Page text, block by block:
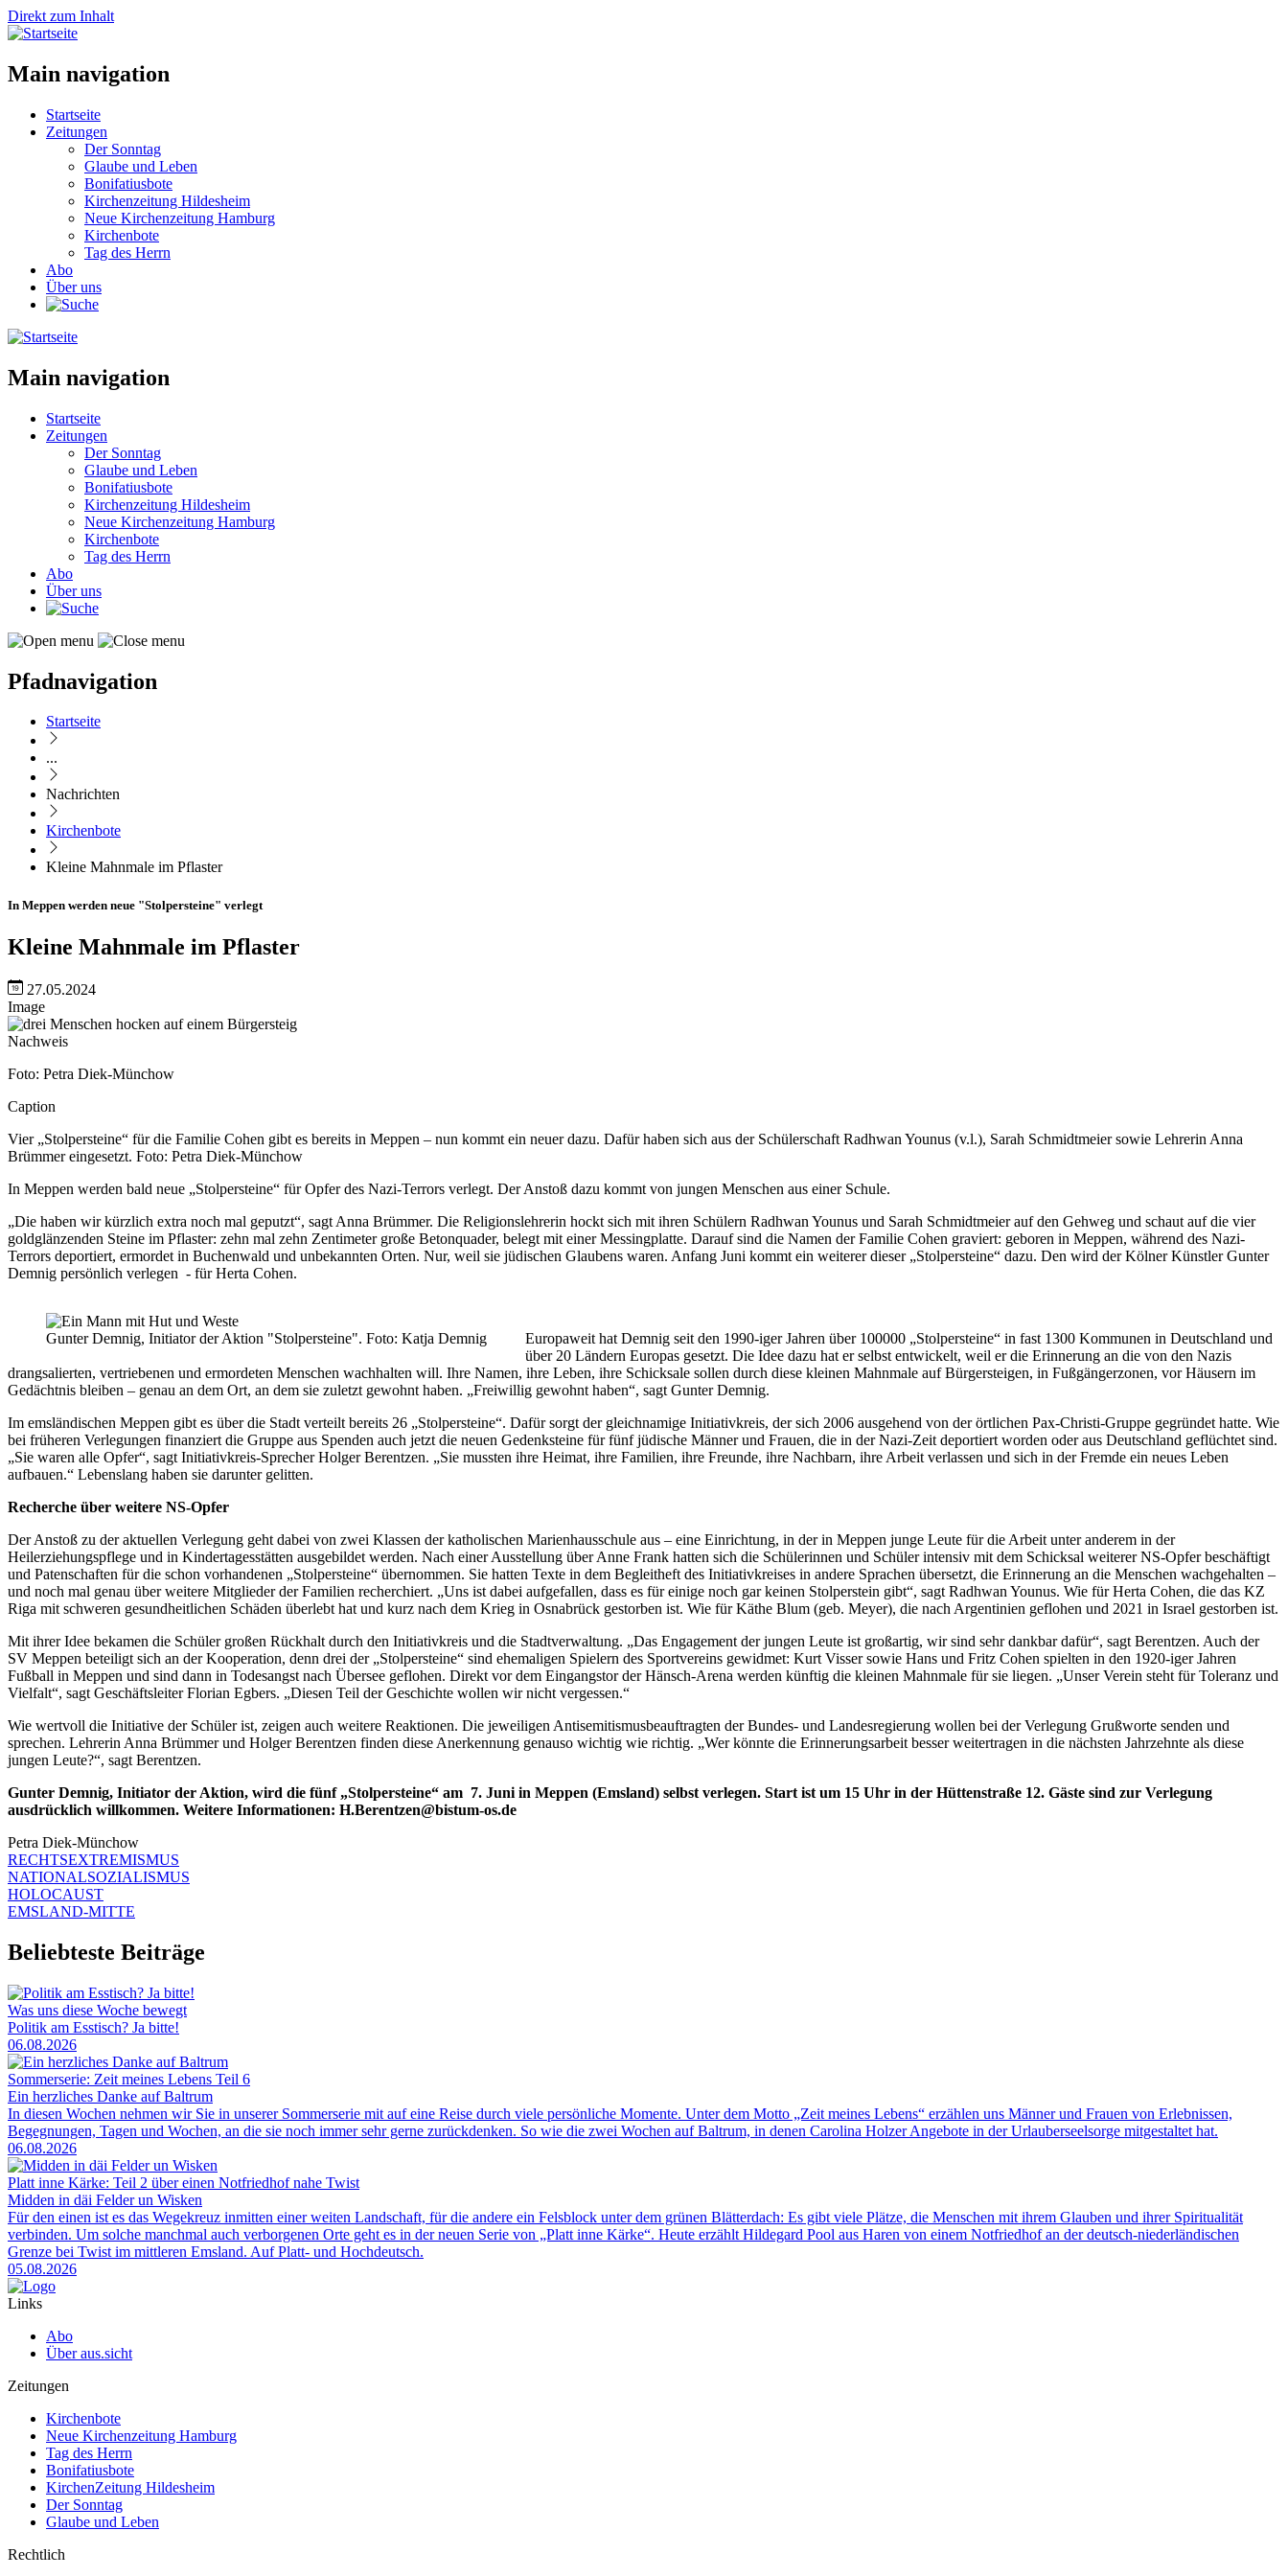
Direkt zum Inhalt
Main navigation
Startseite
Zeitungen
Der Sonntag
Glaube und Leben
Bonifatiusbote
Kirchenzeitung Hildesheim
Neue Kirchenzeitung Hamburg
Kirchenbote
Tag des Herrn
Abo
Über uns
Main navigation
Startseite
Zeitungen
Der Sonntag
Glaube und Leben
Bonifatiusbote
Kirchenzeitung Hildesheim
Neue Kirchenzeitung Hamburg
Kirchenbote
Tag des Herrn
Abo
Über uns
Pfadnavigation
Startseite
...
Nachrichten
Kirchenbote
Kleine Mahnmale im Pflaster
In Meppen werden neue "Stolpersteine" verlegt
Kleine Mahnmale im Pflaster
27.05.2024
Image
Nachweis
Foto: Petra Diek-Münchow
Caption
Vier „Stolpersteine“ für die Familie Cohen gibt es bereits in Meppen – nun kommt ein neuer dazu. Dafür haben sich aus der Schülerschaft Radhwan Younus (v.l.), Sarah Schmidtmeier sowie Lehrerin Anna
Brümmer eingesetzt. Foto: Petra Diek-Münchow
In Meppen werden bald neue „Stolpersteine“ für Opfer des Nazi-Terrors verlegt. Der Anstoß dazu kommt von jungen Menschen aus einer Schule.
„Die haben wir kürzlich extra noch mal geputzt“, sagt Anna Brümmer. Die Religionslehrerin hockt sich mit ihren Schülern Radhwan Younus und Sarah Schmidtmeier auf den Gehweg und schaut auf die vier
goldglänzenden Steine im Pflaster: zehn mal zehn Zentimeter große Betonquader, belegt mit einer Messingplatte. Darauf sind die Namen der Familie Cohen graviert: geboren in Meppen, während des Nazi-
Terrors deportiert, ermordet in Buchenwald und unbekannten Orten. Nur, weil sie jüdischen Glaubens waren. Anfang Juni kommt ein weiterer dieser „Stolpersteine“ dazu. Den wird der Kölner Künstler Gunter
Demnig persönlich verlegen - für Herta Cohen.
Gunter Demnig, Initiator der Aktion "Stolpersteine". Foto: Katja Demnig
Europaweit hat Demnig seit den 1990-iger Jahren über 100000 „Stolpersteine“ in fast 1300 Kommunen in Deutschland und
über 20 Ländern Europas gesetzt. Die Idee dazu hat er selbst entwickelt, weil er die Erinnerung an die von den Nazis
drangsalierten, vertriebenen und ermordeten Menschen wachhalten will. Ihre Namen, ihre Leben, ihre Schicksale sollen durch diese kleinen Mahnmale auf Bürgersteigen, in Fußgängerzonen, vor Häusern im
Gedächtnis bleiben – genau an dem Ort, an dem sie zuletzt gewohnt haben. „Freiwillig gewohnt haben“, sagt Gunter Demnig.
Im emsländischen Meppen gibt es über die Stadt verteilt bereits 26 „Stolpersteine“. Dafür sorgt der gleichnamige Initiativkreis, der sich 2006 ausgehend von der örtlichen Pax-Christi-Gruppe gegründet hatte. Wie
bei früheren Verlegungen finanziert die Gruppe aus Spenden auch jetzt die neuen Gedenksteine für fünf jüdische Männer und Frauen, die in der Nazi-Zeit deportiert worden oder aus Deutschland geflüchtet sind.
„Sie waren alle Opfer“, sagt Initiativkreis-Sprecher Holger Berentzen. „Sie mussten ihre Heimat, ihre Familien, ihre Freunde, ihre Nachbarn, ihre Arbeit verlassen und sich in der Fremde ein neues Leben
aufbauen.“ Lebenslang haben sie darunter gelitten.
Recherche über weitere NS-Opfer
Der Anstoß zu der aktuellen Verlegung geht dabei von zwei Klassen der katholischen Marienhausschule aus – eine Einrichtung, in der in Meppen junge Leute für die Arbeit unter anderem in der
Heilerziehungspflege und in Kindertagesstätten ausgebildet werden. Nach einer Ausstellung über Anne Frank hatten sich die Schülerinnen und Schüler intensiv mit dem Schicksal weiterer NS-Opfer beschäftigt
und Patenschaften für die schon vorhandenen „Stolpersteine“ übernommen. Sie hatten Texte in dem Begleitheft des Initiativkreises in andere Sprachen übersetzt, die Erinnerung an die Menschen wachgehalten –
und noch mal genau über weitere Mitglieder der Familien recherchiert. „Uns ist dabei aufgefallen, dass es für einige noch gar keinen Stolperstein gibt“, sagt Radhwan Younus. Wie für Herta Cohen, die das KZ
Riga mit schweren gesundheitlichen Schäden überlebt hat und kurz nach dem Krieg in Osnabrück gestorben ist. Wie für Käthe Blum (geb. Meyer), die nach Argentinien geflohen und 2021 in Israel gestorben ist.
Mit ihrer Idee bekamen die Schüler großen Rückhalt durch den Initiativkreis und die Stadtverwaltung. „Das Engagement der jungen Leute ist großartig, wir sind sehr dankbar dafür“, sagt Berentzen. Auch der
SV Meppen beteiligt sich an der Kooperation, denn drei der „Stolpersteine“ sind ehemaligen Spielern des Sportvereins gewidmet: Kurt Visser sowie Hans und Fritz Cohen spielten in den 1920-iger Jahren
Fußball in Meppen und sind dann in Todesangst nach Übersee geflohen. Direkt vor dem Eingangstor der Hänsch-Arena werden künftig die kleinen Mahnmale für sie liegen. „Unser Verein steht für Toleranz und
Vielfalt“, sagt Geschäftsleiter Florian Egbers. „Diesen Teil der Geschichte wollen wir nicht vergessen.“
Wie wertvoll die Initiative der Schüler ist, zeigen auch weitere Reaktionen. Die jeweiligen Antisemitismusbeauftragten der Bundes- und Landesregierung wollen bei der Verlegung Grußworte senden und
sprechen. Lehrerin Anna Brümmer und Holger Berentzen finden diese Anerkennung genauso wichtig wie richtig. „Wer könnte die Erinnerungsarbeit besser weitertragen in die nächsten Jahrzehnte als diese
jungen Leute?“, sagt Berentzen.
Gunter Demnig, Initiator der Aktion, wird die fünf „Stolpersteine“ am 7. Juni in Meppen (Emsland) selbst verlegen. Start ist um 15 Uhr in der Hüttenstraße 12. Gäste sind zur Verlegung
ausdrücklich willkommen. Weitere Informationen: H.Berentzen@bistum-os.de
Petra Diek-Münchow
RECHTSEXTREMISMUS
NATIONALSOZIALISMUS
HOLOCAUST
EMSLAND-MITTE
Beliebteste Beiträge
Was uns diese Woche bewegt
Politik am Esstisch? Ja bitte!
06.08.2026
Sommerserie: Zeit meines Lebens Teil 6
Ein herzliches Danke auf Baltrum
In diesen Wochen nehmen wir Sie in unserer Sommerserie mit auf eine Reise durch viele persönliche Momente. Unter dem Motto „Zeit meines Lebens“ erzählen uns Männer und Frauen von Erlebnissen,
Begegnungen, Tagen und Wochen, an die sie noch immer sehr gerne zurückdenken. So wie die zwei Wochen auf Baltrum, in denen Carolina Holzer Angebote in der Urlauberseelsorge mitgestaltet hat.
06.08.2026
Platt inne Kärke: Teil 2 über einen Notfriedhof nahe Twist
Midden in däi Felder un Wisken
Für den einen ist es das Wegekreuz inmitten einer weiten Landschaft, für die andere ein Felsblock unter dem grünen Blätterdach: Es gibt viele Plätze, die Menschen mit ihrem Glauben und ihrer Spiritualität
verbinden. Um solche manchmal auch verborgenen Orte geht es in der neuen Serie von „Platt inne Kärke“. Heute erzählt Hildegard Pool aus Haren von einem Notfriedhof an der deutsch-niederländischen
Grenze bei Twist im mittleren Emsland. Auf Platt- und Hochdeutsch.
05.08.2026
Links
Abo
Über aus.sicht
Zeitungen
Kirchenbote
Neue Kirchenzeitung Hamburg
Tag des Herrn
Bonifatiusbote
KirchenZeitung Hildesheim
Der Sonntag
Glaube und Leben
Rechtlich